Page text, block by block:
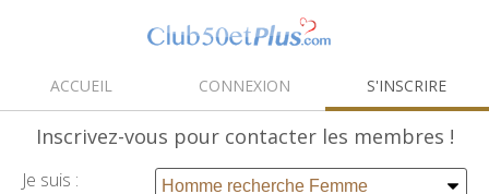
ACCUEIL CONNEXION S'INSCRIRE
Inscrivez-vous pour contacter les membres !
Je suis :